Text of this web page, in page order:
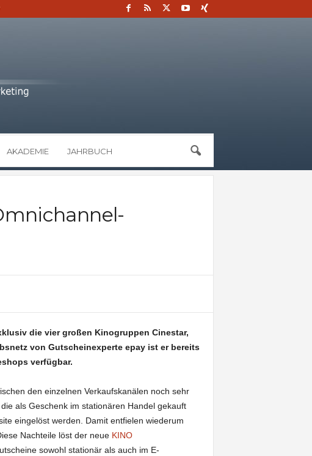
AKADEMIE JAHRBUCH
die vier großen Kinogruppen Cinestar,
von Gutscheinexperte epay ist er bereits
verfügbar.
den einzelnen Verkaufskanälen noch sehr
als Geschenk im stationären Handel gekauft
eingelöst werden. Damit entfielen wiederum
Nachteile löst der neue KINO
sowohl stationär als auch im E-